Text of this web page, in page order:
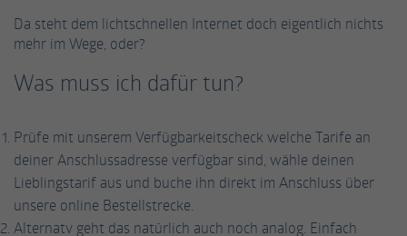
Da steht dem lichtschnellen Internet doch eigentlich nichts
mehr im Wege, oder?
Was muss ich dafür tun?
Prüfe mit unserem Verfügbarkeitscheck welche Tarife an
deiner Anschlussadresse verfügbar sind, wähle deinen
Lieblingstarif aus und buche ihn direkt im Anschluss über
unsere online Bestellstrecke.
Alternatv geht das natürlich auch noch analog. Einfach
Laufzeit 1 Jahr
Einstellungen.
Zweck
für den Analysebericht der Website zu
verfolgen. Die Cookies speichern
randoly generierte Nummer zu, um
eindeutige Besucher zu identifizieren.
Name _gid
Anbieter Google Analytics
Laufzeit 1 Tag